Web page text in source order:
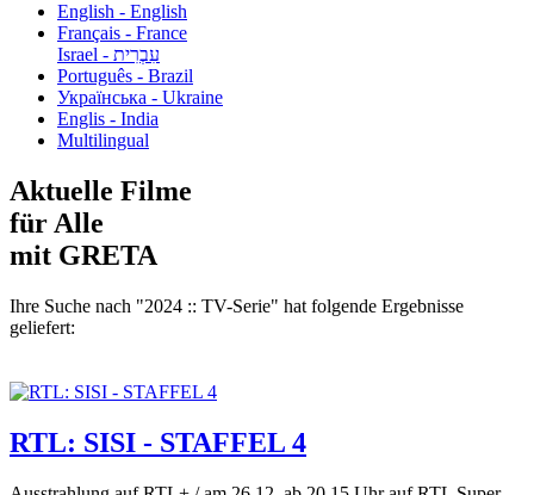
English - English
Français - France
עִבְרִית - Israel
Português - Brazil
Українська - Ukraine
Englis - India
Multilingual
Aktuelle Filme
für Alle
mit GRETA
Ihre Suche nach "2024 :: TV-Serie" hat folgende Ergebnisse
geliefert:
RTL: SISI - STAFFEL 4